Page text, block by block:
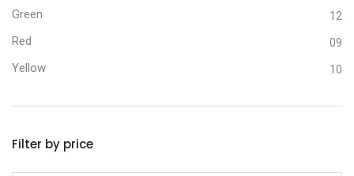
Green 12
Red 09
Yellow 10
Filter by price